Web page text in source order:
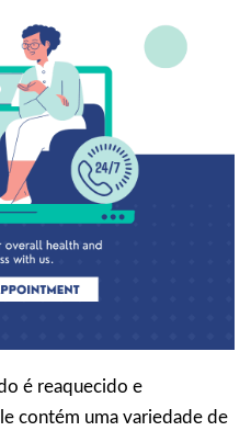
é reaquecido e
contém uma variedade de